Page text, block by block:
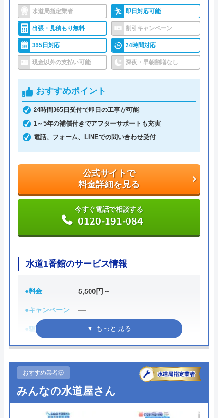
対応エリア 全国33拠点
詳細は公式HPでご確認ください
水のトラブルサポートセンターがおすすめ
の理由
水のトラブルサポートセンターは、24時間365日年
中無休で営業しています。受付は電話、Web(フォー
ム、チャット)にて対応しています。Webからの見積
依頼は翌日以降の予約となっているため、お急ぎの
方は電話にてご連絡ください。Webから依頼した場
作業時間は3時間単位での予約が可能で、作業当日
は訪問の1～2時間前に連絡があるのでご安心くださ
い。蛇口交換の場合の料金は、基本料金5,500円、作
業料金8,800円～、部品代の合計となります。Web
伝えると2,000円の割引をしているのでご活用くださ
料金詳細を見る
水のトラブルサポートセンターの基本情報
水道局指定業者 即日対応可能
出張・見積もり無料 割引キャンペーン
365日対応 24時間対応
現金以外の支払い可能 深夜・早朝割増なし
おすすめポイント
24時間365日受付で即日の工事が可能
1～5年の補償付きでアフターサポートも充実
電話、フォーム、LINEでの問い合わせ受付
公式サイトで
料金詳細を見る
今すぐ電話で相談する
0120-191-084
水道1番館のサービス情報
●料金 5,500円～
●キャンペーン ―
●駆けつけ時間 最短30分
●受付時間
受付時間24時間修理・施工対応時
間7:00～24:00
●定休日
●出張見積もり 出張見積もり無料
おすすめ業者⑤
みんなの水道屋さん